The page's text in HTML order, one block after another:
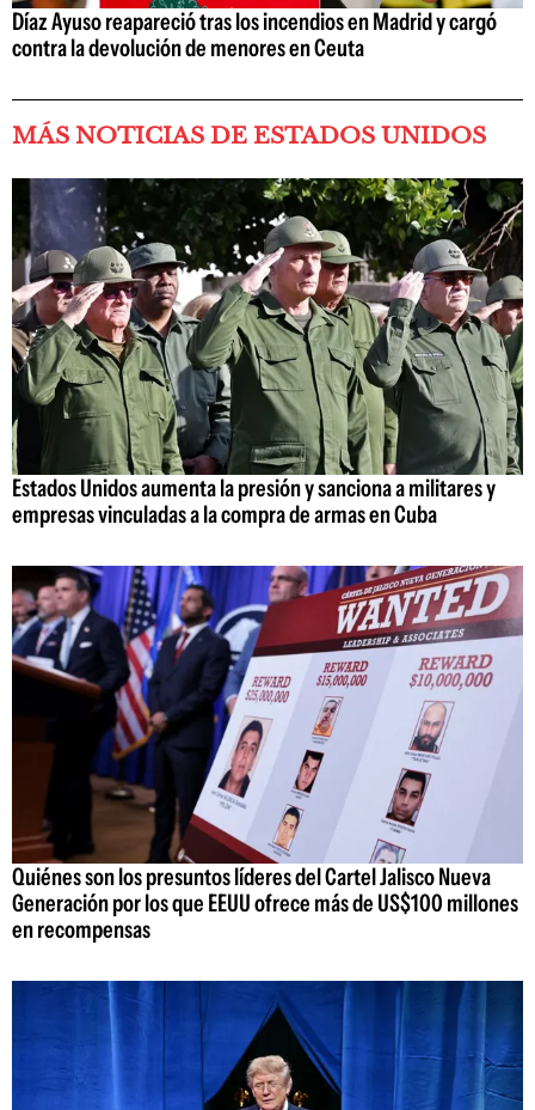
Díaz Ayuso reapareció tras los incendios en Madrid y cargó
contra la devolución de menores en Ceuta
MÁS NOTICIAS DE ESTADOS UNIDOS
Estados Unidos aumenta la presión y sanciona a militares y
empresas vinculadas a la compra de armas en Cuba
Quiénes son los presuntos líderes del Cartel Jalisco Nueva
Generación por los que EEUU ofrece más de US$100 millones
en recompensas